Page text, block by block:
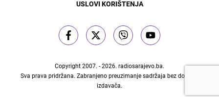
USLOVI KORIŠTENJA
Copyright 2007. - 2026. radiosarajevo.ba.
Sva prava pridržana. Zabranjeno preuzimanje sadržaja bez dozvole
izdavača.